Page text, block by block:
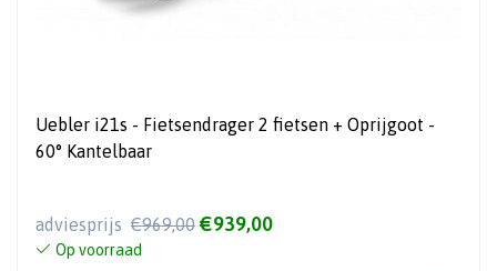
Uebler i21s - Fietsendrager 2 fietsen + Oprijgoot -
60° Kantelbaar
adviesprijs €969,00 €939,00
Op voorraad